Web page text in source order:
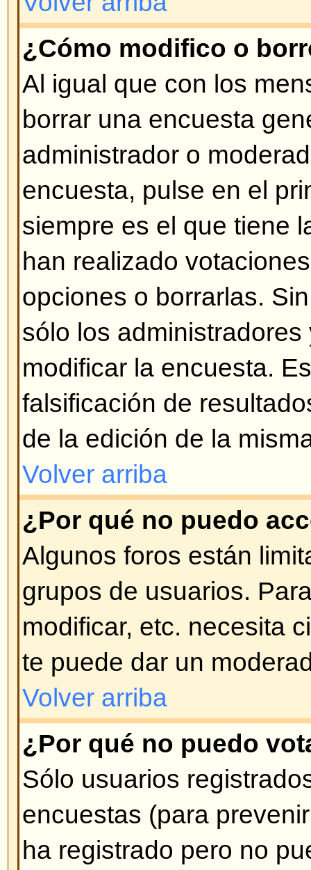
¿Qué son los Anuncios?
Los Anuncios usualmente
importante que los usuarios
posible. Los Anuncios
de temas del Foro donde
no ingresar anuncios
Ud. posea, los cuales son
administrador.
Volver arriba
¿Qué son los Temas
Los Temas Permanentes
Anuncios en la vista del Foro y
página. Usualmente son de
temas que deben permanecer
igual que con los Anuncios, el
quien puede ingresar Temas
Volver arriba
¿Qué son los Temas
Los Temas Bloqueados son
por el administrador o
mensajes ni respuestas ni votar
Tema Bloqueado. Las
Bloqueado son
Volver arriba
¿Qué son los
Los Administradores son gente
alto nivel de control sobre el
controlar la manera en que
sus aspectos, incluyendo